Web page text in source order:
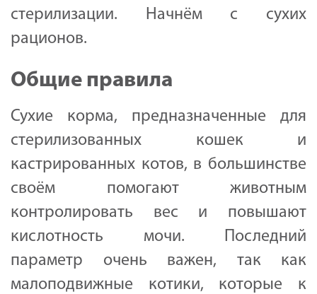
стерилизации. Начнём с сухих
рационов.
Общие правила
Сухие корма, предназначенные для
стерилизованных кошек и
кастрированных котов, в большинстве
своём помогают животным
контролировать вес и повышают
кислотность мочи. Последний
параметр очень важен, так как
малоподвижные котики, которые к